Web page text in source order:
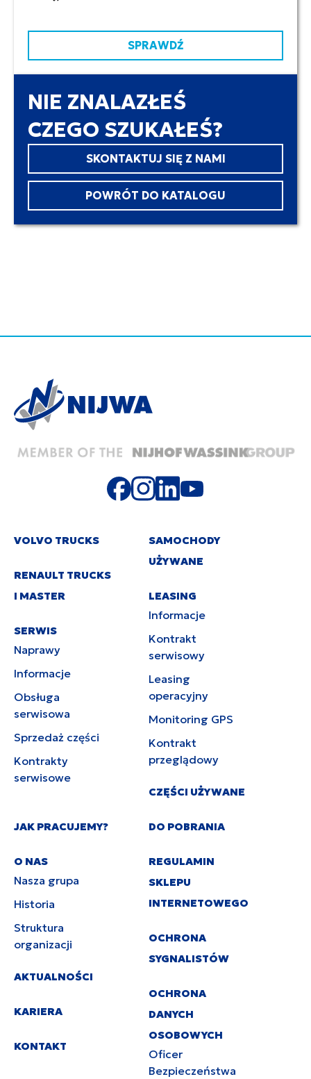
SPRAWDŹ
NIE ZNALAZŁEŚ
CZEGO SZUKAŁEŚ?
SKONTAKTUJ SIĘ Z NAMI
POWRÓT DO KATALOGU
VOLVO TRUCKS
RENAULT TRUCKS
I MASTER
SERWIS
Naprawy
Informacje
Obsługa
serwisowa
Sprzedaż części
Kontrakty
serwisowe
SAMOCHODY
UŻYWANE
LEASING
Informacje
Kontrakt
serwisowy
Leasing
operacyjny
Monitoring GPS
Kontrakt
przeglądowy
CZĘŚCI UŻYWANE
JAK PRACUJEMY?
O NAS
Nasza grupa
Historia
Struktura
organizacji
AKTUALNOŚCI
KARIERA
KONTAKT
DO POBRANIA
REGULAMIN
SKLEPU
INTERNETOWEGO
OCHRONA
SYGNALISTÓW
OCHRONA
DANYCH
OSOBOWYCH
Oficer
Bezpieczeństwa